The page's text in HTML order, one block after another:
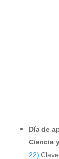
Día de
Ciencia
22)